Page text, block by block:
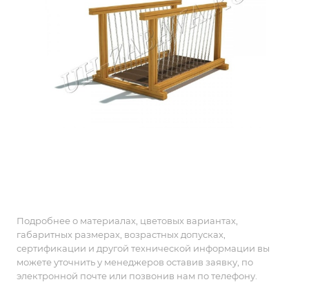
Подробнее о материалах, цветовых вариантах,
габаритных размерах, возрастных допусках,
сертификации и другой технической информации вы
можете уточнить у менеджеров оставив заявку, по
электронной почте или позвонив нам по телефону.